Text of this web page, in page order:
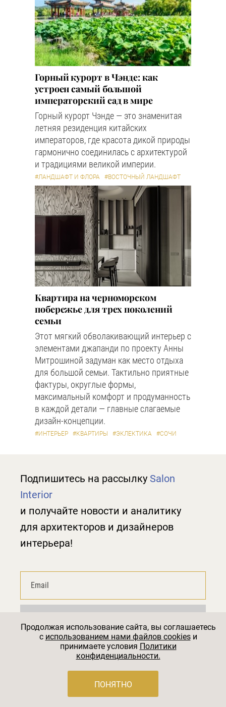
Горный курорт в Чэнде: как
устроен самый большой
императорский сад в мире
Горный курорт Чэнде — это знаменитая
летняя резиденция китайских
императоров, где красота дикой природы
гармонично соединилась с архитектурой
и традициями великой империи.
#ЛАНДШАФТ И ФЛОРА #ВОСТОЧНЫЙ ЛАНДШАФТ
Квартира на черноморском
побережье для трех поколений
семьи
Этот мягкий обволакивающий интерьер с
элементами джапанди по проекту Анны
Митрошиной задуман как место отдыха
для большой семьи. Тактильно приятные
фактуры, округлые формы,
максимальный комфорт и продуманность
в каждой детали — главные слагаемые
дизайн-концепции.
#ИНТЕРЬЕР #КВАРТИРЫ #ЭКЛЕКТИКА #СОЧИ
Подпишитесь на рассылку Salon
Interior
и получайте новости и аналитику
для архитекторов и дизайнеров
интерьера!
Нажимая на кнопку «Подписаться», вы
соглашаетеcь с правилами
соглашения,Политикой конфиденциальности
Правилами рассылок
Продолжая использование сайта, вы соглашаетесь
c использованием нами файлов cookiesи
принимаете условия Политики
конфиденциальности.
ПОНЯТНО